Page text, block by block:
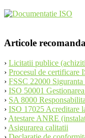
Articole
› Licitatii publice
› Procesul de certificare
› FSSC 22000 Siguranta
› ISO 50001
› SA 8000
› ISO 17025 Acreditare
› Atestare ANRE
› Asigurarea calitatii